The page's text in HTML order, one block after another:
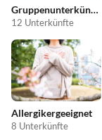
Gruppenunterkünfte
12 Unterkünfte
Allergikergeeignet
8 Unterkünfte